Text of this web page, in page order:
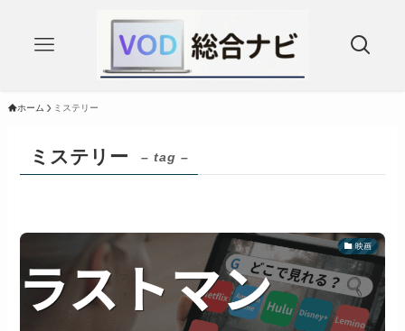
ホーム ミステリー
ミステリー – tag –
映画